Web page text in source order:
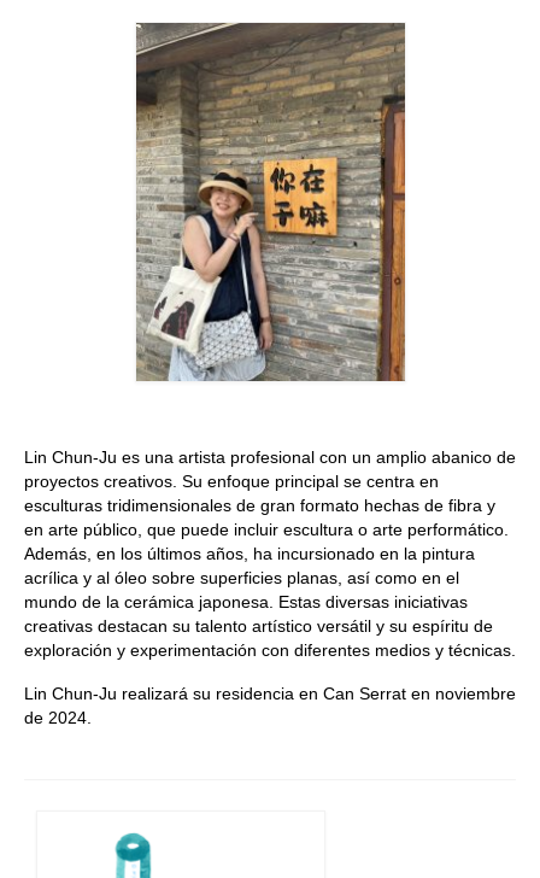
Quedate con nosotras
Lin Chun-Ju es una artista profesional con un amplio abanico de
proyectos creativos. Su enfoque principal se centra en
esculturas tridimensionales de gran formato hechas de fibra y
en arte público, que puede incluir escultura o arte performático.
Además, en los últimos años, ha incursionado en la pintura
acrílica y al óleo sobre superficies planas, así como en el
mundo de la cerámica japonesa. Estas diversas iniciativas
creativas destacan su talento artístico versátil y su espíritu de
exploración y experimentación con diferentes medios y técnicas.
Lin Chun-Ju realizará su residencia en Can Serrat en noviembre
de 2024.